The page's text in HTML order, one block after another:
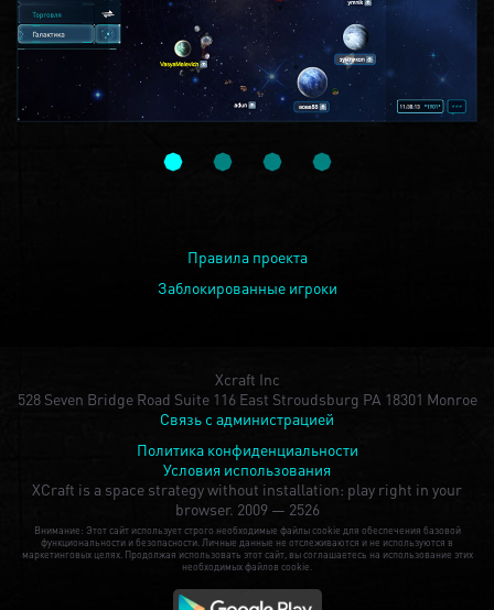
Правила проекта
Заблокированные игроки
Xcraft Inc
528 Seven Bridge Road Suite 116 East Stroudsburg PA 18301 Monroe
Связь с администрацией
Политика конфиденциальности
Условия использования
XCraft is a space strategy without installation: play right in your
browser. 2009 — 2526
Внимание: Этот сайт использует строго необходимые файлы cookie для обеспечения базовой
функциональности и безопасности. Личные данные не отслеживаются и не используются в
маркетинговых целях. Продолжая использовать этот сайт, вы соглашаетесь на использование этих
необходимых файлов cookie.